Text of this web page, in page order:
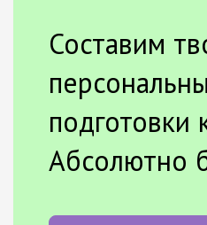
Составим
подготовки
Абсолютно